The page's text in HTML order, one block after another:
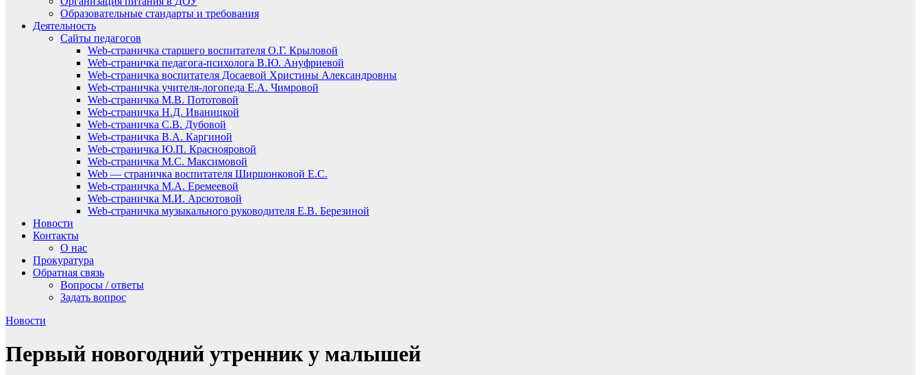
Образовательные стандарты и требования
Деятельность
Сайты педагогов
Web-страничка старшего воспитателя О.Г. Крыловой
Web-страничка педагога-психолога В.Ю. Ануфриевой
Web-страничка воспитателя Досаевой Христины Александровны
Web-страничка учителя-логопеда Е.А. Чимровой
Web-страничка М.В. Пототовой
Web-страничка Н.Д. Иваницкой
Web-страничка С.В. Дубовой
Web-страничка В.А. Каргиной
Web-страничка Ю.П. Краснояровой
Web-страничка М.С. Максимовой
Web — страничка воспитателя Ширшонковой Е.С.
Web-страничка М.А. Еремеевой
Web-страничка М.И. Арсютовой
Web-страничка музыкального руководителя Е.В. Березиной
Новости
Контакты
О нас
Прокуратура
Обратная связь
Вопросы / ответы
Задать вопрос
Новости
Первый новогодний утренник у малышей